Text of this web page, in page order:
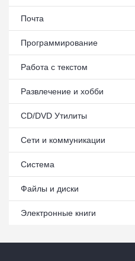
Почта
Программирование
Работа с текстом
Развлечение и хобби
СD/DVD Утилиты
Сети и коммуникации
Система
Файлы и диски
Электронные книги